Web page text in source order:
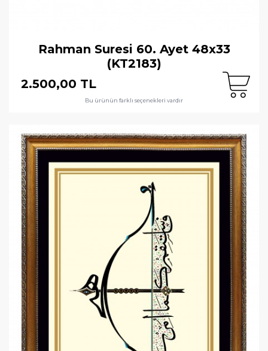
Rahman Suresi 60. Ayet 48x33
(KT2183)
2.500,00 TL
Bu ürünün farklı seçenekleri vardır